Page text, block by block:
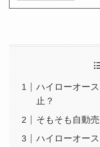
ハイローオー
止？
そもそも自動
ハイローオー